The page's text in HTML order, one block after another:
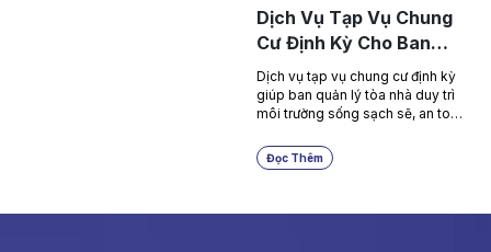
Dịch Vụ Tạp Vụ Chung
Cư Định Kỳ Cho Ban
Quản Lý Tòa Nhà
Dịch vụ tạp vụ chung cư định kỳ
giúp ban quản lý tòa nhà duy trì
môi trường sống sạch sẽ, an toàn
Nhơn Việt cung cấp giải pháp tạp
vụ phù hợp cho sảnh, hành lang,
Đọc Thêm